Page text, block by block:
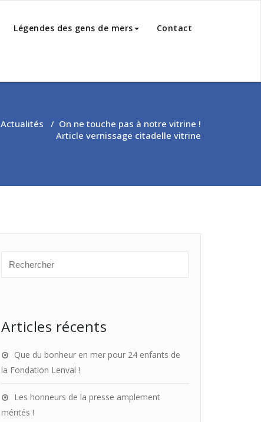
Légendes des gens de mers Contact
Actualités / On ne touche pas à notre vitrine !
Article vernissage citadelle vitrine
Articles récents
Que du bonheur en mer pour 24 enfants de
la Fondation Lenval !
Les honneurs de la presse amplement
mérités !